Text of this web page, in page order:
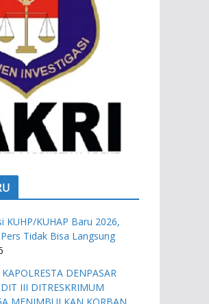
KUHP/KUHAP Baru 2026,
Tidak Bisa Langsung
DENPASAR
III DITRESKRIMUM